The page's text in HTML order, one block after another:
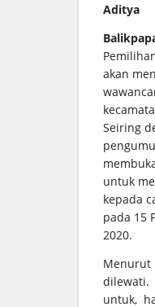
Aditya
akan
Seiring
untuk
kepada
pada 15
2020.
Menurut
dilewati.
untuk,